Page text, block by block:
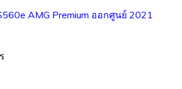
AMG Premium ออกศูนย์ 2021